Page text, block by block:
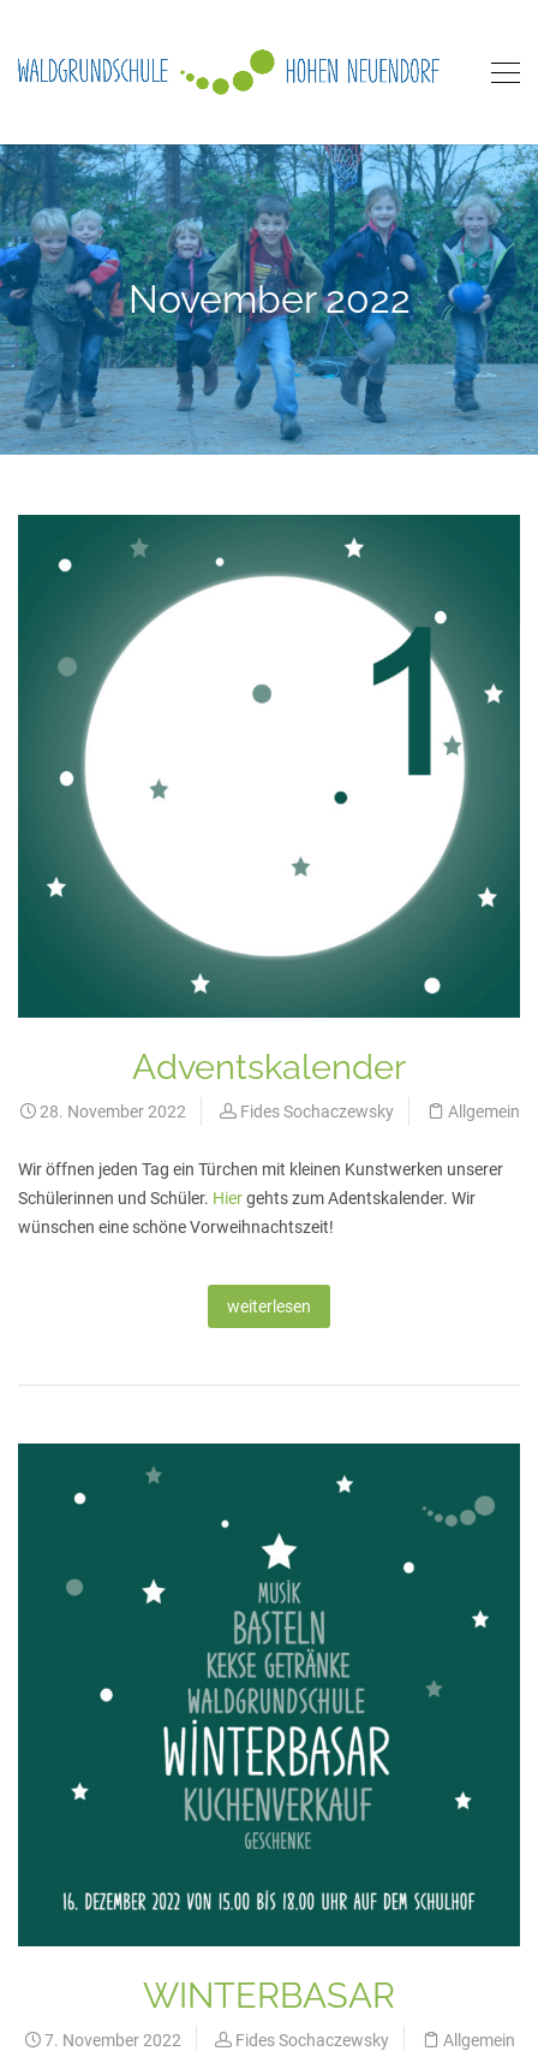
November 2022
Adventskalender
28. November 2022 Fides Sochaczewsky Allgemein
Wir öffnen jeden Tag ein Türchen mit kleinen Kunstwerken unserer
Schülerinnen und Schüler. Hiergehts zum Adentskalender. Wir
wünschen eine schöne Vorweihnachtszeit!
weiterlesen
WINTERBASAR
7. November 2022 Fides Sochaczewsky Allgemein